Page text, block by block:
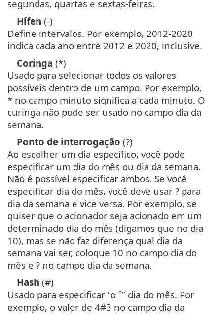
segundas, quartas e sextas-feiras.
Hífen (-)
Define intervalos. Por exemplo, 2012-2020
indica cada ano entre 2012 e 2020, inclusive.
Coringa (*)
Usado para selecionar todos os valores
possíveis dentro de um campo. Por exemplo,
* no campo minuto significa a cada minuto. O
curinga não pode ser usado no campo dia da
semana.
Ponto de interrogação (?)
Ao escolher um dia específico, você pode
especificar um dia do mês ou dia da semana.
Não é possível especificar ambos. Se você
especificar dia do mês, você deve usar ? para
dia da semana e vice versa. Por exemplo, se
quiser que o acionador seja acionado em um
determinado dia do mês (digamos que no dia
10), mas se não faz diferença qual dia da
semana vai ser, coloque 10 no campo dia do
mês e ? no campo dia da semana.
Hash (#)
Usado para especificar “o º” dia do mês. Por
exemplo, o valor de 4#3 no campo dia da